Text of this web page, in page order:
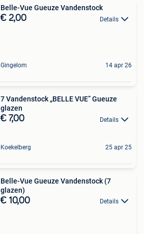
Belle-Vue Gueuze Vandenstock
€ 2,00 Details
Gingelom 14 apr 26
7 Vandenstock „BELLE VUE” Gueuze
glazen
€ 7,00 Details
Koekelberg 25 apr 25
Belle-Vue Gueuze Vandenstock (7
glazen)
€ 10,00 Details